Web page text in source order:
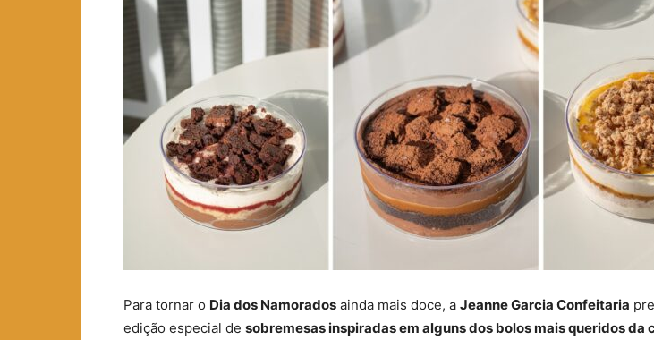
Para tornar o Dia dos Namorados ainda mais doce, a Jeanne Garcia Confeitaria
edição especial de sobremesas inspiradas em alguns dos bolos mais queridos da